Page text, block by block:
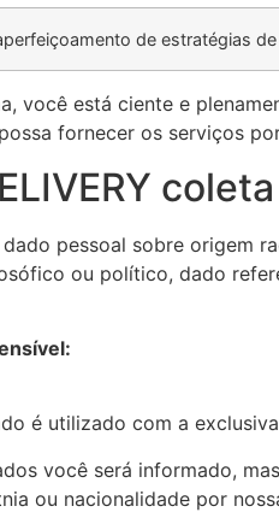
de estratégias
você está ciente e
fornecer os serviços
pessoal sobre
ou político, dado
é utilizado com a
você será informado,
ou nacionalidade por